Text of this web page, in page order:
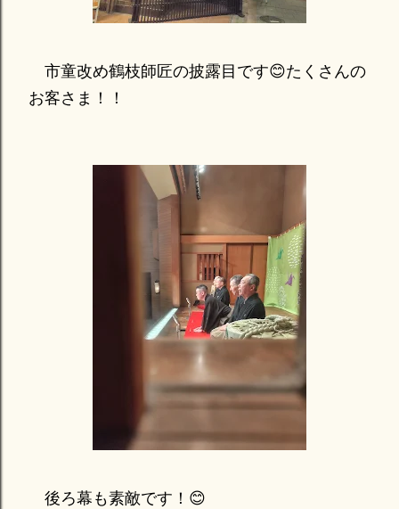
市童改め鶴枝師匠の披露目です😊たくさんの
お客さま！！
後ろ幕も素敵です！😊